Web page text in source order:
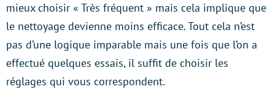
mieux choisir « Très fréquent » mais cela implique que
le nettoyage devienne moins efficace. Tout cela n’est
pas d’une logique imparable mais une fois que l’on a
effectué quelques essais, il suffit de choisir les
réglages qui vous correspondent.